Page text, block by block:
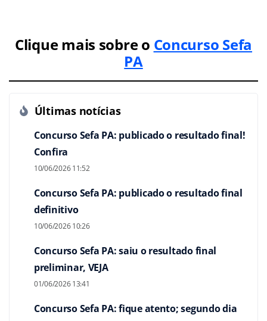
Clique mais sobre o Concurso Sefa
PA
Últimas notícias
Concurso Sefa PA: publicado o resultado final!
Confira
10/06/2026 11:52
Concurso Sefa PA: publicado o resultado final
definitivo
10/06/2026 10:26
Concurso Sefa PA: saiu o resultado final
preliminar, VEJA
01/06/2026 13:41
Concurso Sefa PA: fique atento; segundo dia